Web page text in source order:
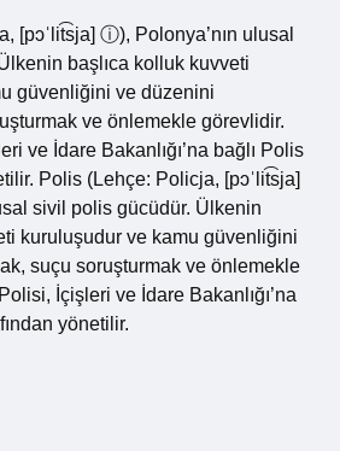
[pɔˈlit͡sja] ⓘ), Polonya’nın ulusal
başlıca kolluk kuvveti
güvenliğini ve düzenini
ve önlemekle görevlidir.
ve İdare Bakanlığı’na bağlı Polis
Polis (Lehçe: Policja, [pɔˈlit͡sja]
sivil polis gücüdür. Ülkenin
kuruluşudur ve kamu güvenliğini
suçu soruşturmak ve önlemekle
İçişleri ve İdare Bakanlığı’na
yönetilir.